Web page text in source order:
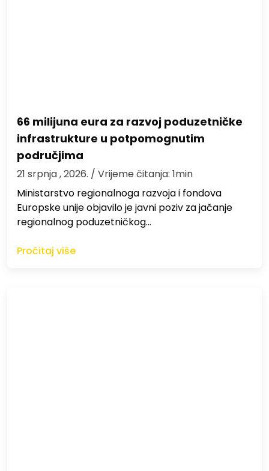
66 milijuna eura za razvoj poduzetničke
infrastrukture u potpomognutim
područjima
21 srpnja , 2026. / Vrijeme čitanja: 1min
Ministarstvo regionalnoga razvoja i fondova
Europske unije objavilo je javni poziv za jačanje
regionalnog poduzetničkog…
Pročitaj više